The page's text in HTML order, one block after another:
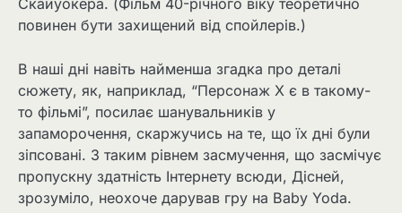
Скайуокера. (Фільм 40-річного віку теоретично
повинен бути захищений від спойлерів.)
В наші дні навіть найменша згадка про деталі
сюжету, як, наприклад, “Персонаж Х є в такому-
то фільмі”, посилає шанувальників у
запаморочення, скаржучись на те, що їх дні були
зіпсовані. З таким рівнем засмучення, що засмічує
пропускну здатність Інтернету всюди, Дісней,
зрозуміло, неохоче дарував гру на Baby Yoda.